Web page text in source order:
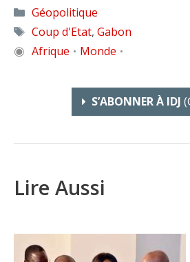
Catégories
Géopolitique
Étiquettes
Coup d'Etat, Gabon
◉ Afrique • Monde •
S’ABONNER À IDJ
Lire Aussi